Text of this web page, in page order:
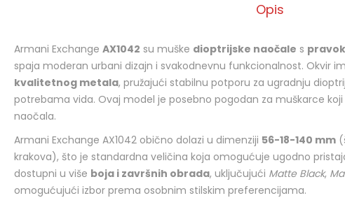
Opis
Armani Exchange AX1042 su muške dioptrijske naočale s
spaja moderan urbani dizajn i svakodnevnu funkcionalnost. Okvir
kvalitetnog metala, pružajući stabilnu potporu za ugradnju
potrebama vida. Ovaj model je posebno pogodan za muškarce
naočala.
Armani Exchange AX1042 obično dolazi u dimenziji 56-18-140 mm
krakova), što je standardna veličina koja omogućuje ugodno
dostupni u više boja i završnih obrada, uključujući Matte Black,
omogućujući izbor prema osobnim stilskim preferencijama.